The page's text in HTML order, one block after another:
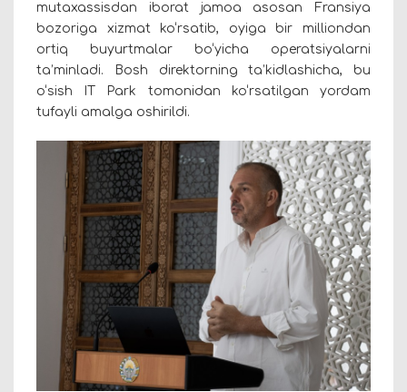
mutaxassisdan iborat jamoa asosan Fransiya
bozoriga xizmat ko‘rsatib, oyiga bir milliondan
ortiq buyurtmalar bo‘yicha operatsiyalarni
ta’minladi. Bosh direktorning ta’kidlashicha, bu
o‘sish IT Park tomonidan ko‘rsatilgan yordam
tufayli amalga oshirildi.